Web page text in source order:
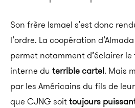
Son frère Ismael s’est donc
l’ordre. La coopération
permet notamment d’éclairer
interne du terrible cartel. Mais
par les Américains du fils de
que CJNG soittoujours